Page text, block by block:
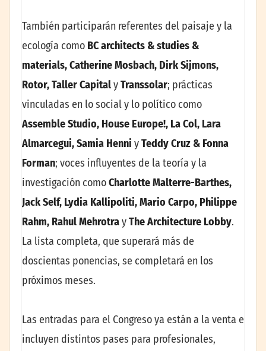
También participarán referentes del paisaje y la
ecología como BC architects & studies &
materials, Catherine Mosbach, Dirk Sijmons,
Rotor, Taller CapitalyTranssolar; prácticas
vinculadas en lo social y lo político como
Assemble Studio, House Europe!, La Col, Lara
Almarcegui, Samia Henni yTeddy Cruz & Fonna
Forman; voces influyentes de la teoría y la
investigación comoCharlotte Malterre-Barthes,
Jack Self, Lydia Kallipoliti, Mario Carpo, Philippe
Rahm, Rahul MehrotrayThe Architecture Lobby.
La lista completa, que superará más de
doscientas ponencias, se completará en los
próximos meses.
Las entradas para el Congreso ya están a la venta e
incluyen distintos pases para profesionales,